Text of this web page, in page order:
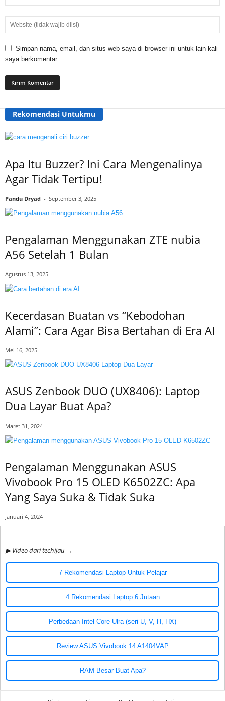
Simpan nama, email, dan situs web saya di browser ini untuk lain kali
saya berkomentar.
Rekomendasi Untukmu
Apa Itu Buzzer? Ini Cara Mengenalinya
Agar Tidak Tertipu!
Pandu Dryad - September 3, 2025
Pengalaman Menggunakan ZTE nubia
A56 Setelah 1 Bulan
Agustus 13, 2025
Kecerdasan Buatan vs “Kebodohan
Alami”: Cara Agar Bisa Bertahan di Era AI
Mei 16, 2025
ASUS Zenbook DUO (UX8406): Laptop
Dua Layar Buat Apa?
Maret 31, 2024
Pengalaman Menggunakan ASUS
Vivobook Pro 15 OLED K6502ZC: Apa
Yang Saya Suka & Tidak Suka
Januari 4, 2024
▶ Video dari techijau →
7 Rekomendasi Laptop Untuk Pelajar
4 Rekomendasi Laptop 6 Jutaan
Perbedaan Intel Core Ulra (seri U, V, H, HX)
Review ASUS Vivobook 14 A1404VAP
RAM Besar Buat Apa?